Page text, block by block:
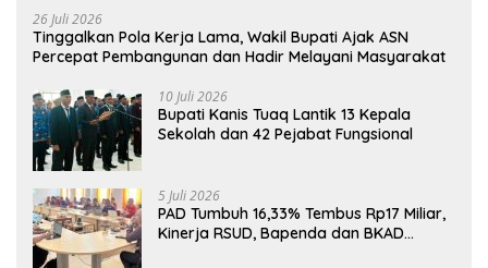
26 Juli 2026
Tinggalkan Pola Kerja Lama, Wakil Bupati Ajak ASN
Percepat Pembangunan dan Hadir Melayani Masyarakat
10 Juli 2026
Bupati Kanis Tuaq Lantik 13 Kepala
Sekolah dan 42 Pejabat Fungsional
5 Juli 2026
PAD Tumbuh 16,33% Tembus Rp17 Miliar,
Kinerja RSUD, Bapenda dan BKAD